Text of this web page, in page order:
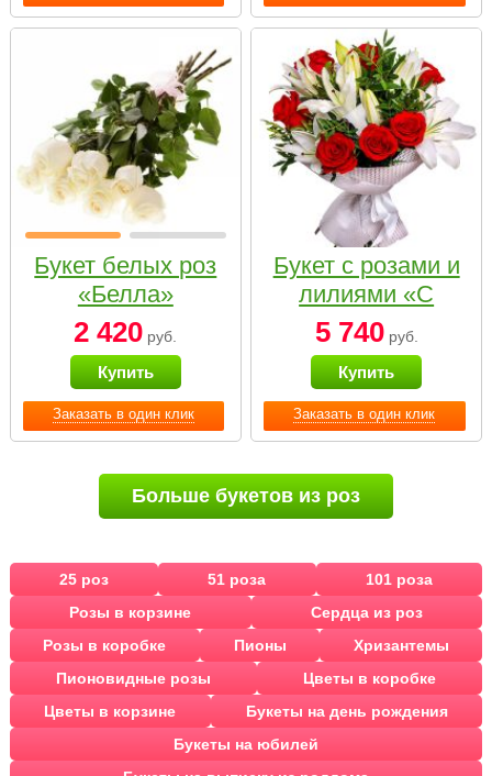
Заказать в один клик
Букет белых роз
«Белла»
2 420 руб.
Купить
Заказать в один клик
Букет с розами и
лилиями «С
наилучшими
пожеланиями»
5 740руб.
Купить
Больше букетов из роз
25 роз 51 роза
101 роза
Розы в корзине
Сердца из роз
Розы в коробке
Пионы
Хризантемы
Пионовидные розы
Цветы в коробке
Цветы в корзине
Букеты на день рождения
Букеты на юбилей